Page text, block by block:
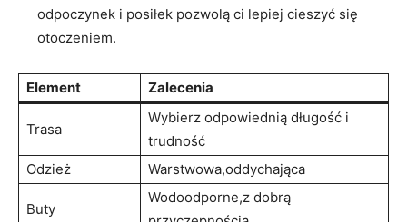
odpoczynek i posiłek pozwolą ci lepiej cieszyć się
otoczeniem.
Element Zalecenia
Trasa
Wybierz odpowiednią długość i
trudność
Odzież
Warstwowa,oddychająca
Buty
Wodoodporne,z dobrą